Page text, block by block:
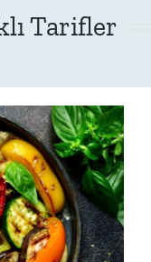
Tarifler